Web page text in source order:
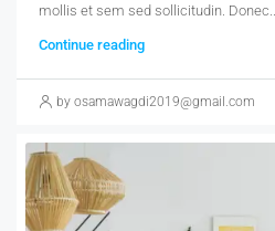
mollis et sem sed sollicitudin. Donec...
Continue reading
by osamawagdi2019@gmail.com